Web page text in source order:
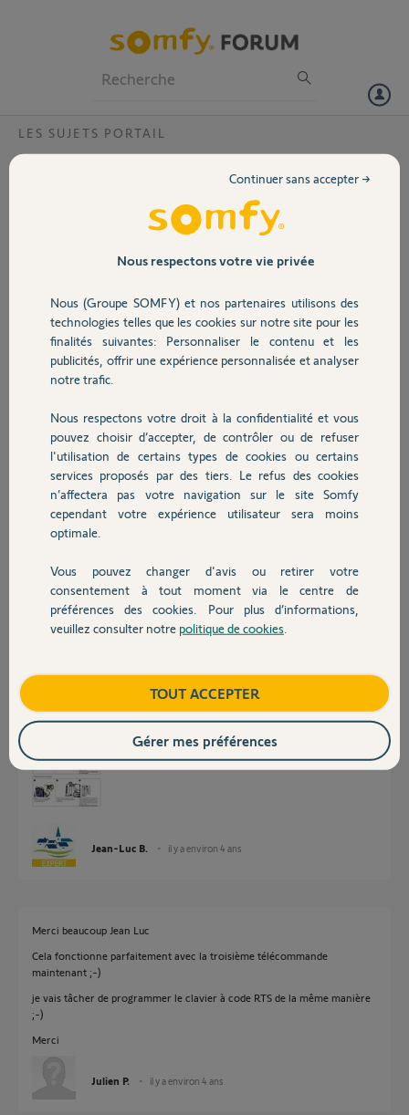
Volet
Sécurité
Domotique
Chauffage
Autres produits
Devis avec un pro
Contact
LES SUJETS PORTAIL
télcommande et portail lockyvia
J'ai un portail motorisé par un lockyvia avec deux télécommandes
Je souhaite en ajouter une que j'ai acheté d'occasion.
Je suis la procédure et les tuto existant sur youtube, mais
malheureusement cela ne fonctionne pas...
Le voyant 30 secondes clignote, puis reset sur l'unité de commande
du moteur maître...
sauf erreur.
Cordialement
Julien P.
il y a environ 4 ans
Réponses
Est-ce que vous avez respecté cette procédure ?
Jean-Luc B. il y a environ 4 ans
Merci beaucoup Jean Luc
Cela fonctionne parfaitement avec la troisième télécommande
maintenant ;-)
je vais tâcher de programmer le clavier à code RTS de la même manière
;-)
Merci
Julien P. il y a environ 4 ans
Nous respectons votre vie privée
Nous (Groupe SOMFY) et nos partenaires utilisons des
technologies telles que les cookies sur notre site pour les
finalités suivantes: Personnaliser le contenu et les
publicités, offrir une expérience personnalisée et analyser
notre trafic.
Nous respectons votre droit à la confidentialité et vous
pouvez choisir d’accepter, de contrôler ou de refuser
l'utilisation de certains types de cookies ou certains
services proposés par des tiers. Le refus des cookies
n’affectera pas votre navigation sur le site Somfy
cependant votre expérience utilisateur sera moins
optimale.
Vous pouvez changer d'avis ou retirer votre
consentement à tout moment via le centre de
préférences des cookies. Pour plus d’informations,
veuillez consulter notre politique de cookies
Continuer sans accepter →
TOUT ACCEPTER
Gérer mes préférences